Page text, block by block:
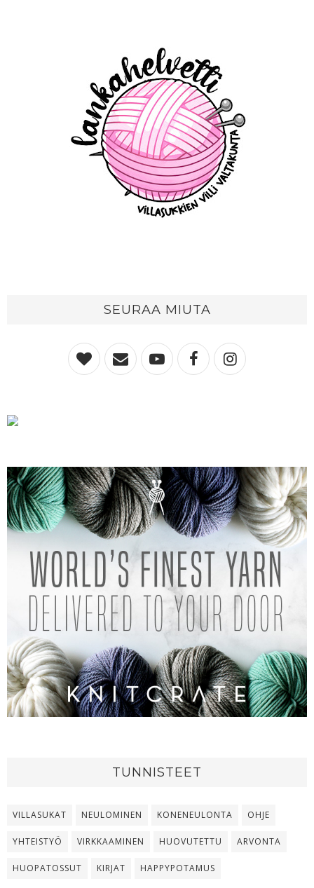
SEURAA MIUTA
TUNNISTEET
VILLASUKAT NEULOMINEN KONENEULONTA OHJE
YHTEISTYÖ VIRKKAAMINEN HUOVUTETTU ARVONTA
HUOPATOSSUT KIRJAT HAPPYPOTAMUS